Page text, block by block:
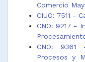
Clasificador
de carne
Clasificador
de pescado
Cortador
carne
Comercio
CIUO: 7511 -
CNO: 9217 -
CNO:
Procesos y